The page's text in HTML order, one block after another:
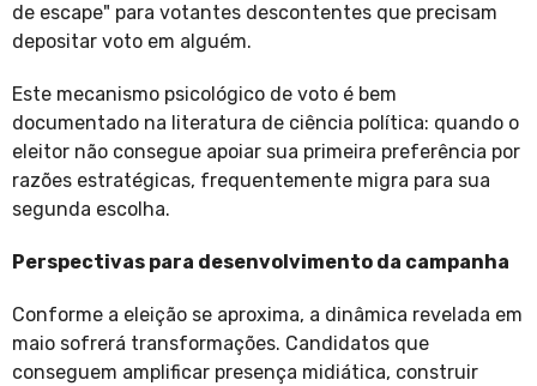
de escape" para votantes descontentes que precisam
depositar voto em alguém.
Este mecanismo psicológico de voto é bem
documentado na literatura de ciência política: quando o
eleitor não consegue apoiar sua primeira preferência por
razões estratégicas, frequentemente migra para sua
segunda escolha.
Perspectivas para desenvolvimento da campanha
Conforme a eleição se aproxima, a dinâmica revelada em
maio sofrerá transformações. Candidatos que
conseguem amplificar presença midiática, construir